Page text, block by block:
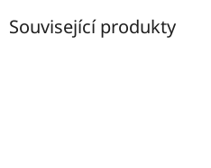
Související produkty